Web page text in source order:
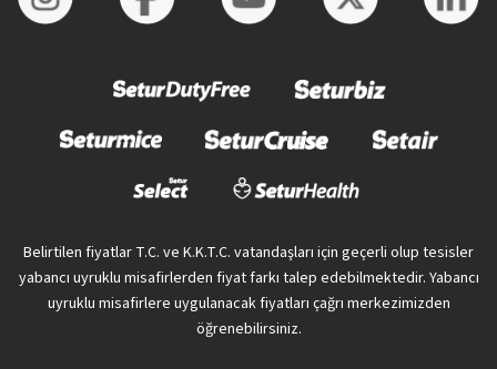
Belirtilen fiyatlar T.C. ve K.K.T.C. vatandaşları için geçerli olup tesisler
yabancı uyruklu misafirlerden fiyat farkı talep edebilmektedir. Yabancı
uyruklu misafirlere uygulanacak fiyatları çağrı merkezimizden
öğrenebilirsiniz.